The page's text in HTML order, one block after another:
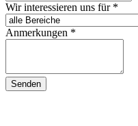
Wir interessieren uns für *
Anmerkungen *
Senden